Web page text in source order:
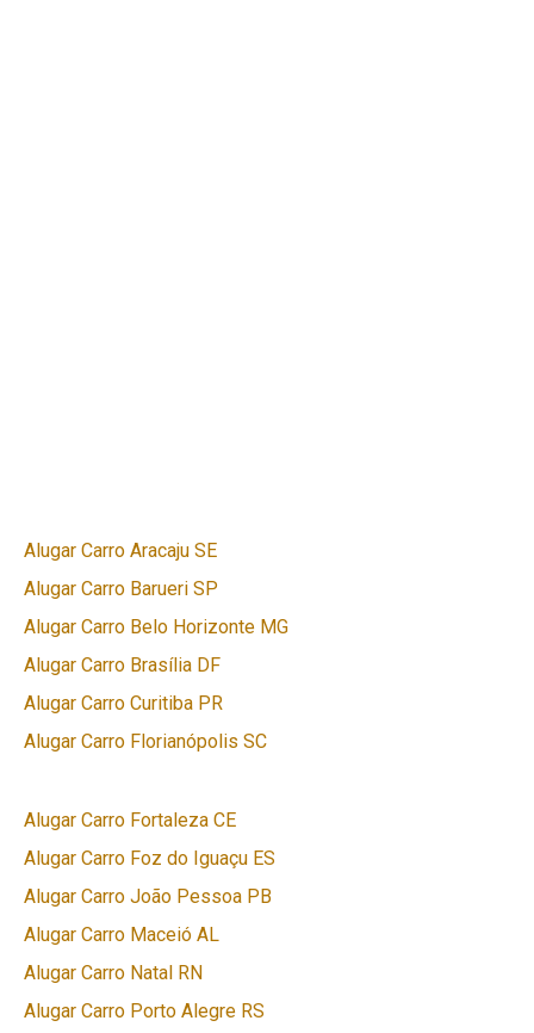
Alugar Carro Aracaju SE
Alugar Carro Barueri SP
Alugar Carro Belo Horizonte MG
Alugar Carro Brasília DF
Alugar Carro Curitiba PR
Alugar Carro Florianópolis SC
Alugar Carro Fortaleza CE
Alugar Carro Foz do Iguaçu ES
Alugar Carro João Pessoa PB
Alugar Carro Maceió AL
Alugar Carro Natal RN
Alugar Carro Porto Alegre RS